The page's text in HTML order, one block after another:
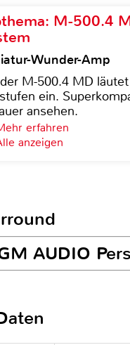
M-500.4
Wunder-Amp
M-500.4 MD
ein.
ansehen.
erfahren
anzeigen
AUDIO